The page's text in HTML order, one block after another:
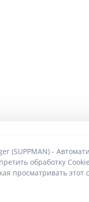
(SUPPMAN) -
обработку
просматривать этот